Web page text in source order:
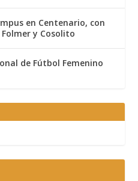
en Centenario, con
y Cosolito
de Fútbol Femenino